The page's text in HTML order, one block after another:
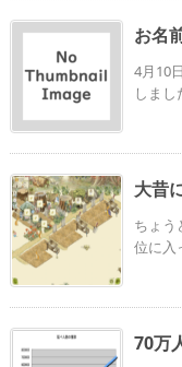
お名
4月10
しまし
大昔
ちょう
位に入
70万